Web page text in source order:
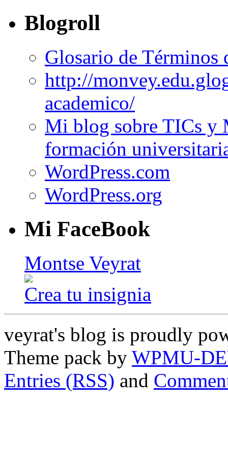
Blogroll
Glosario de Términos
http://
academico/
Mi blog sobre TICs y
formación
WordPress.com
WordPress.org
Mi FaceBook
Montse Veyrat
Crea tu insignia
veyrat's blog is proudly
Theme pack by WPMU-
Entries (RSS) and